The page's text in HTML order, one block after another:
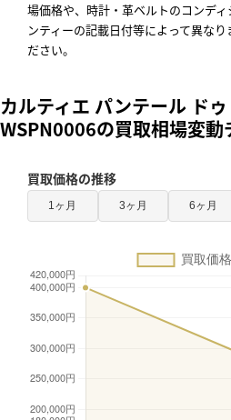
場価格や、時計・革ベルトのコンデ
ンティーの記載日付等によって異な
ださい。
カルティエ パンテール ド
WSPN0006の買取相場変動
買取価格の推移
1ヶ月 3ヶ月 6ヶ月